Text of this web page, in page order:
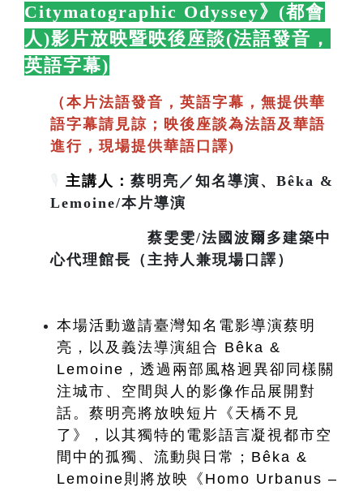
Citymatographic Odyssey》(都會
人)影片放映暨映後座談(法語發音，
英語字幕)
（本片法語發音，英語字幕，無提供華
語字幕請見諒；映後座談為法語及華語
進行，現場提供華語口譯)
主講人： 蔡明亮／知名導演、Bêka &
Lemoine/本片導演
蔡雯雯/法國波爾多建築中
心代理館長（主持人兼現場口譯）
本場活動邀請臺灣知名電影導演蔡明
亮，以及義法導演組合 Bêka &
Lemoine，透過兩部風格迥異卻同樣關
注城市、空間與人的影像作品展開對
話。蔡明亮將放映短片《天橋不見
了》，以其獨特的電影語言凝視都市空
間中的孤獨、流動與日常；Bêka &
Lemoine則將放映《Homo Urbanus –